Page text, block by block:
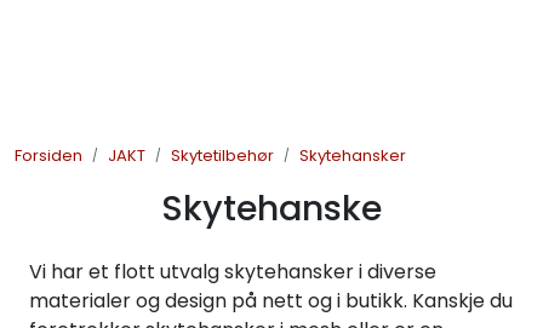
Forsiden JAKT Skytetilbehør Skytehansker
Skytehanske
Vi har et flott utvalg skytehansker i diverse
materialer og design på nett og i butikk. Kanskje du
FISKE
SOMMERSALG FISKE